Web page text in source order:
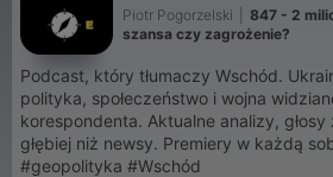
Piotr Pogorzelski
847 - 2
szansa czy zagrożenie?
Podcast, który tłumaczy Wschód.
polityka, społeczeństwo i wojna
korespondenta. Aktualne analizy,
głębiej niż newsy. Premiery w każdą
#geopolityka #Wschód